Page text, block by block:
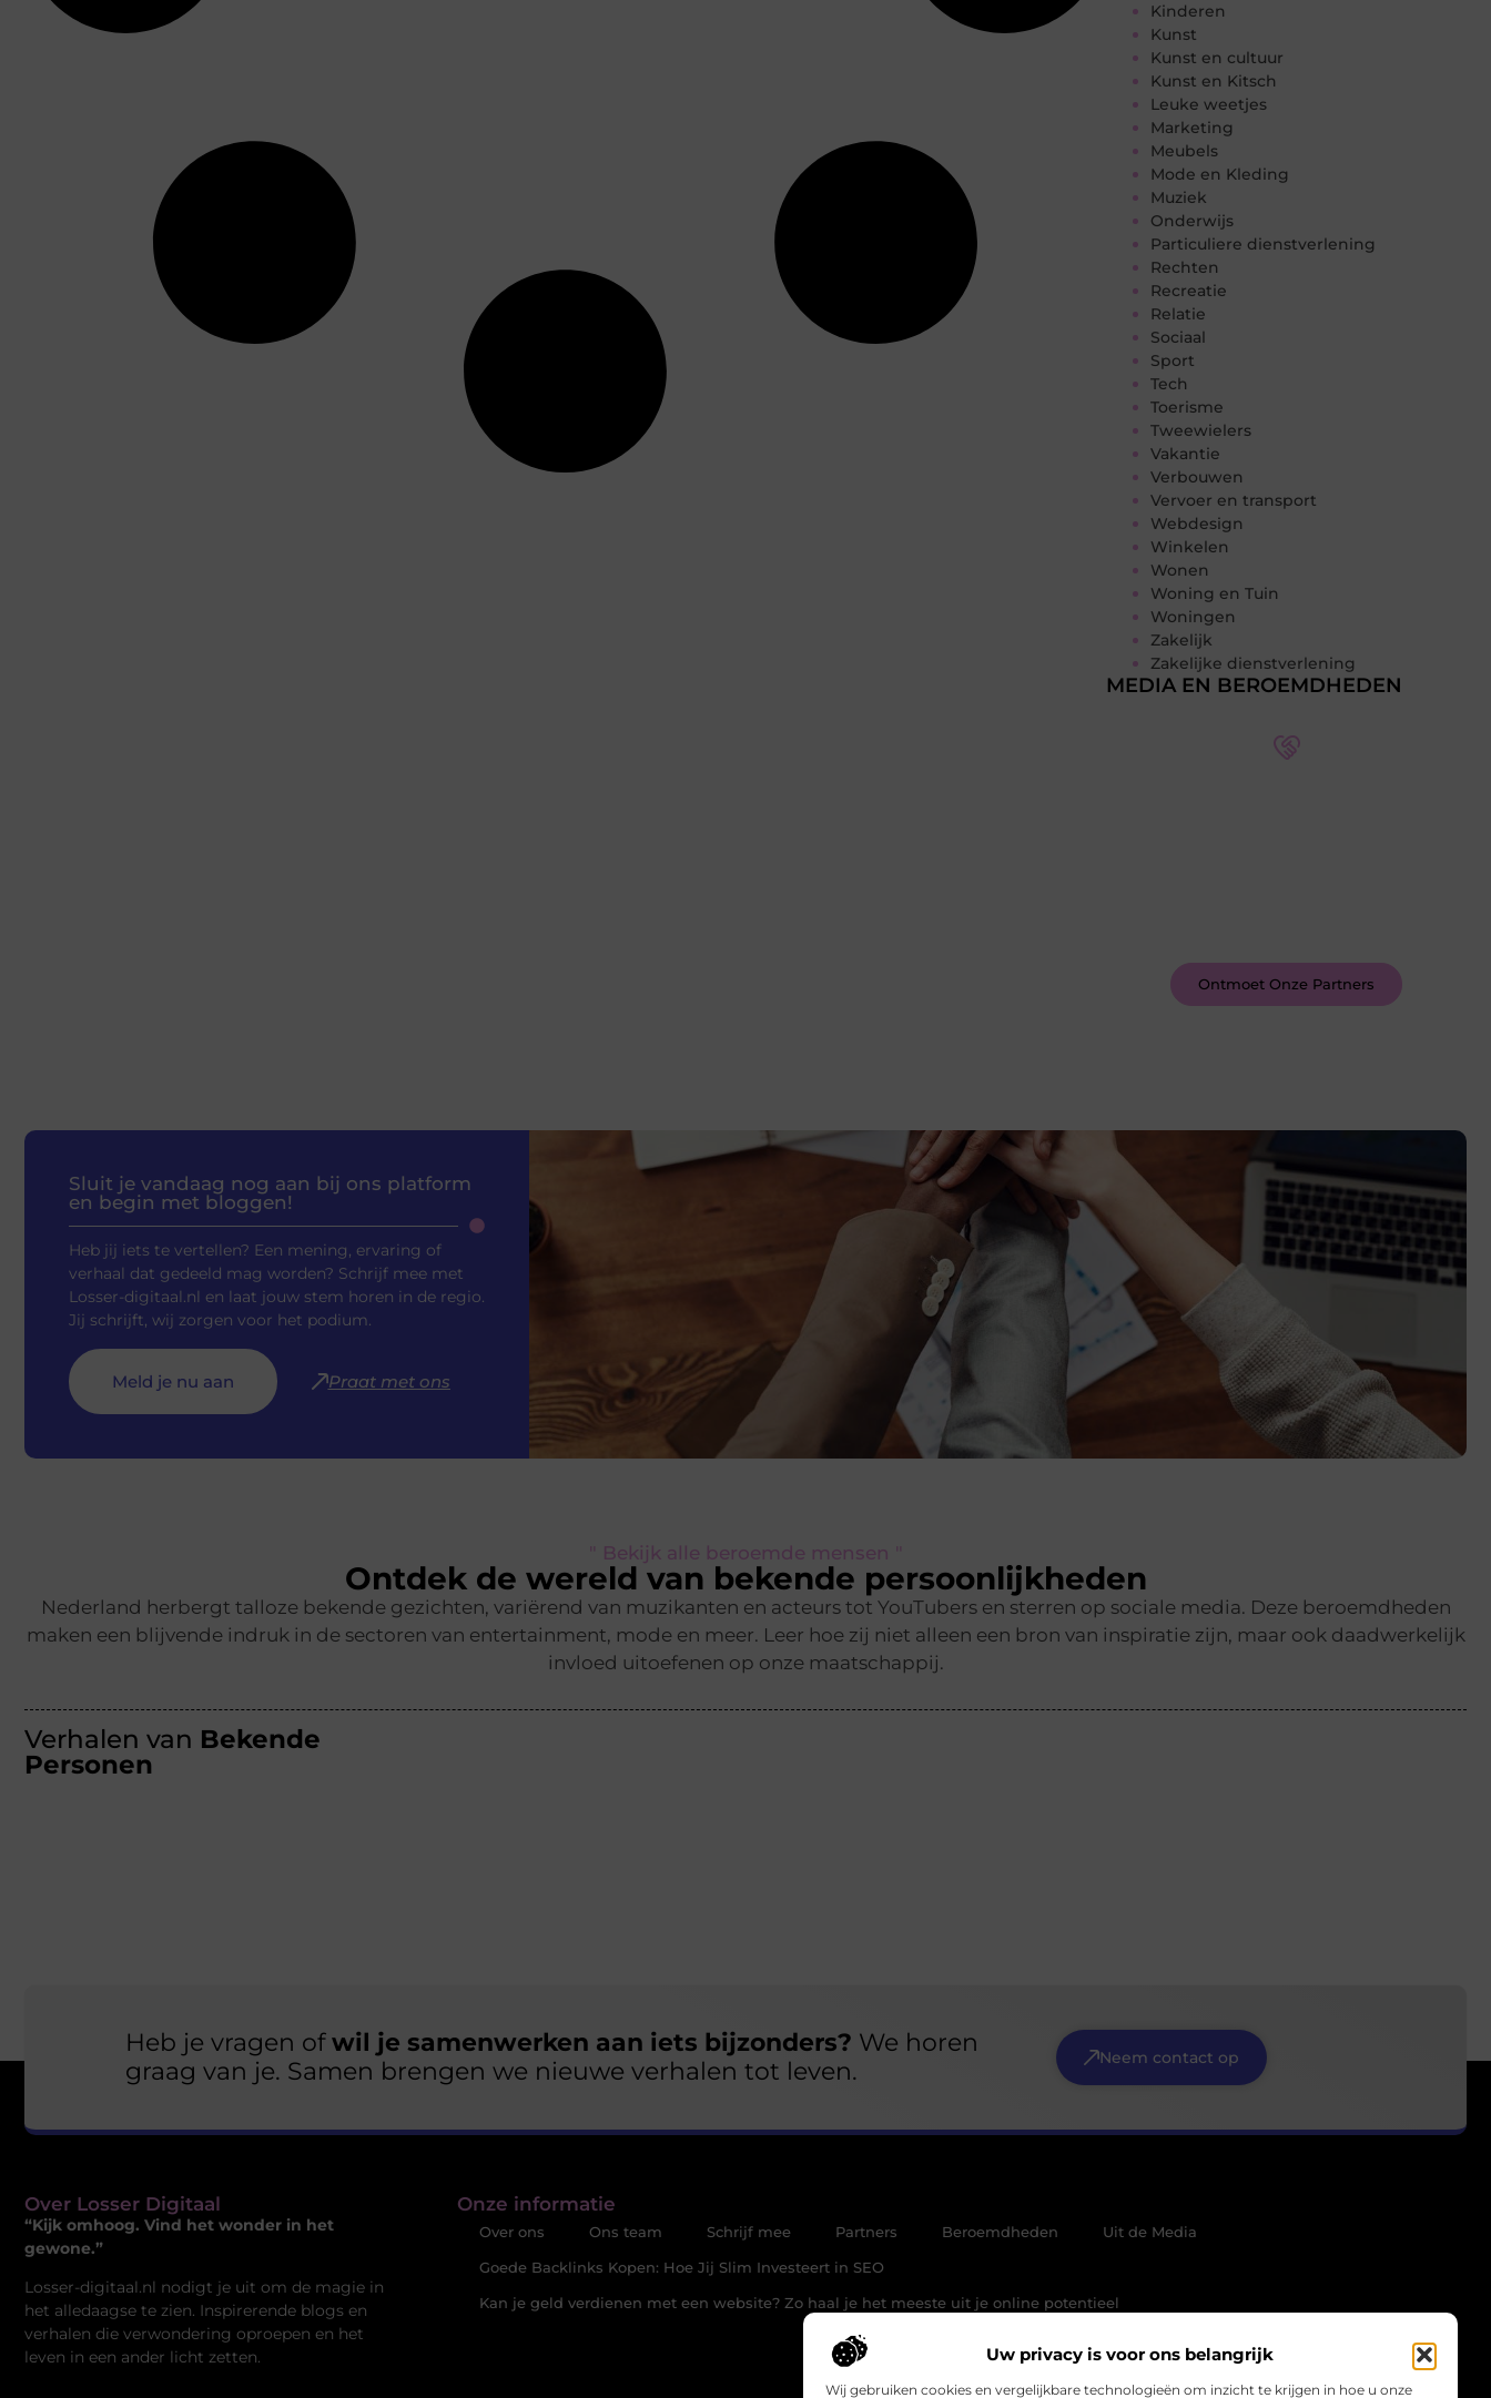
Uw privacy is voor ons belangrijk
Wij gebruiken cookies en vergelijkbare technologieën om inzicht te krijgen in hoe u onze
Kinderen
Kunst
Kunst en cultuur
Kunst en Kitsch
Leuke weetjes
Marketing
Meubels
Mode en Kleding
Muziek
Onderwijs
Particuliere dienstverlening
Rechten
Recreatie
Relatie
Sociaal
Sport
Tech
Toerisme
Tweewielers
Vakantie
Verbouwen
Vervoer en transport
Webdesign
Winkelen
Wonen
Woning en Tuin
Woningen
Zakelijk
Zakelijke dienstverlening
MEDIA EN BEROEMDHEDEN
Ontmoet Onze Partners
Sluit je vandaag nog aan bij ons platform
en begin met bloggen!
Heb jij iets te vertellen? Een mening, ervaring of
verhaal dat gedeeld mag worden? Schrijf mee met
Losser-digitaal.nl en laat jouw stem horen in de regio.
Jij schrijft, wij zorgen voor het podium.
Meld je nu aan Praat met ons
" Bekijk alle beroemde mensen "
Ontdek de wereld van bekende persoonlijkheden
Nederland herbergt talloze bekende gezichten, variërend van muzikanten en acteurs tot YouTubers en sterren op sociale media. Deze beroemdheden
maken een blijvende indruk in de sectoren van entertainment, mode en meer. Leer hoe zij niet alleen een bron van inspiratie zijn, maar ook daadwerkelijk
invloed uitoefenen op onze maatschappij.
Verhalen van Bekende
Personen
Heb je vragen ofwil je samenwerken aan iets bijzonders? We horen
graag van je. Samen brengen we nieuwe verhalen tot leven.
Neem contact op
Over Losser Digitaal
“Kijk omhoog. Vind het wonder in het
gewone.”
Losser-digitaal.nl nodigt je uit om de magie in
het alledaagse te zien. Inspirerende blogs en
verhalen die verwondering oproepen en het
leven in een ander licht zetten.
Onze informatie
Over ons Ons team Schrijf mee Partners Beroemdheden
Uit de Media
Goede Backlinks Kopen: Hoe Jij Slim Investeert in SEO
Kan je geld verdienen met een website? Zo haal je het meeste uit je online potentieel